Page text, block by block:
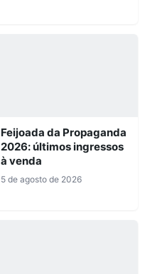
Feijoada da Propaganda
2026: últimos ingressos
à venda
5 de agosto de 2026